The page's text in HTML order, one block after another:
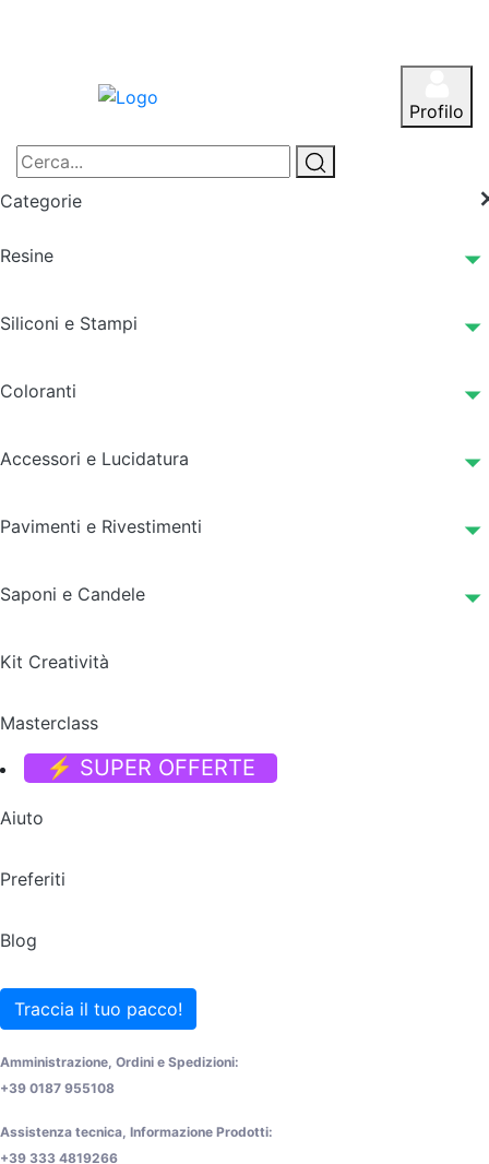
Profilo
Categorie
Resine
Siliconi e Stampi
Coloranti
Accessori e Lucidatura
Pavimenti e Rivestimenti
Saponi e Candele
Kit Creatività
Masterclass
⚡ SUPER OFFERTE
Aiuto
Preferiti
Blog
Traccia il tuo pacco!
Amministrazione, Ordini e Spedizioni:
+39 0187 955108
Assistenza tecnica, Informazione Prodotti:
+39 333 4819266